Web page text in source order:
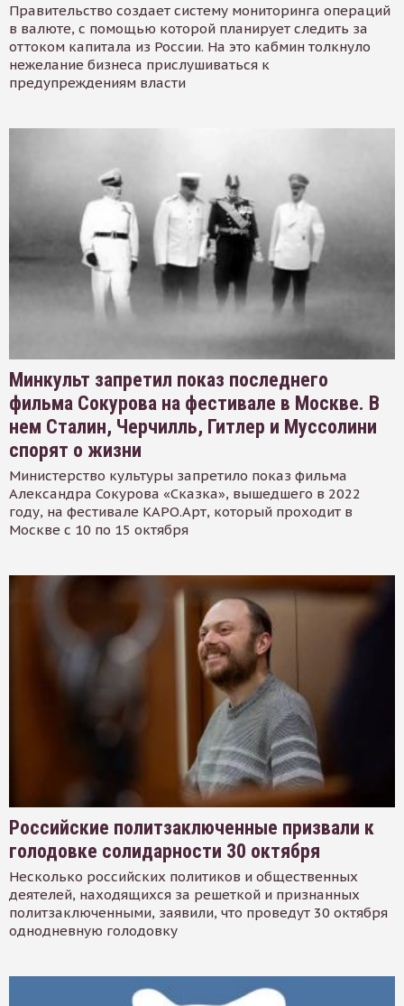
Правительство создает систему мониторинга операций
в валюте, с помощью которой планирует следить за
оттоком капитала из России. На это кабмин толкнуло
нежелание бизнеса прислушиваться к
предупреждениям власти
Минкульт запретил показ последнего
фильма Сокурова на фестивале в Москве. В
нем Сталин, Черчилль, Гитлер и Муссолини
спорят о жизни
Министерство культуры запретило показ фильма
Александра Сокурова «Сказка», вышедшего в 2022
году, на фестивале КАРО.Арт, который проходит в
Москве с 10 по 15 октября
Российские политзаключенные призвали к
голодовке солидарности 30 октября
Несколько российских политиков и общественных
деятелей, находящихся за решеткой и признанных
политзаключенными, заявили, что проведут 30 октября
однодневную голодовку